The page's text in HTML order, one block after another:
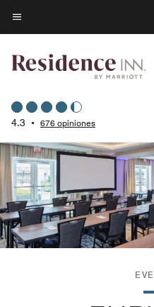
Skip
to
content
Texto del menú
4.3 • 676 opiniones